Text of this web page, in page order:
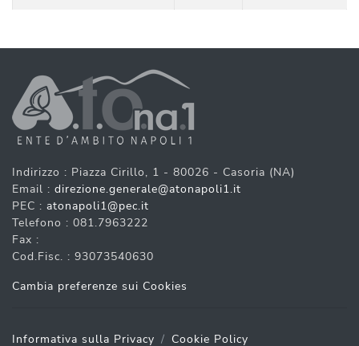
Indirizzo : Piazza Cirillo, 1 - 80026 - Casoria (NA)
Email : direzione.generale@atonapoli1.it
PEC : atonapoli1@pec.it
Telefono : 081.7963222
Fax :
Cod.Fisc. : 93073540630
Cambia preferenze sui Cookies
Informativa sulla Privacy Cookie Policy